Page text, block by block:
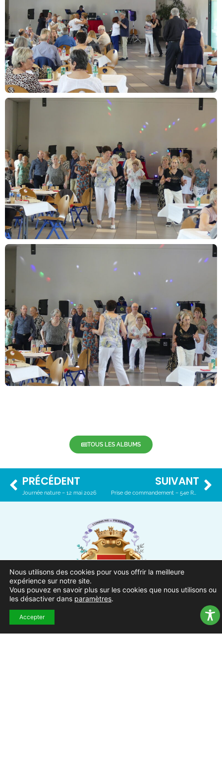
TOUS LES ALBUMS
PRÉCÉDENT
Journée nature – 12 mai 2026
SUIVANT
Prise de commandement – 54e RA – 27 mai 2026
Ville de Pierrefeu-du-Var
1 Place Urbain Sénès
83390 Pierrefeu-du-Var
Nous utilisons des cookies pour vous offrir la meilleure
expérience sur notre site.
Vous pouvez en savoir plus sur les cookies que nous utilisons ou
les désactiver dans paramètres.
Accepter